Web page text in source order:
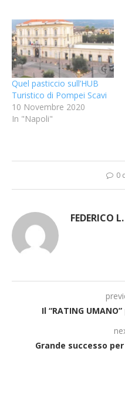
Quel pasticcio sull’HUB
Turistico di Pompei Scavi
10 Novembre 2020
In "Napoli"
0
FEDERICO
Il “RATING
Grande successo